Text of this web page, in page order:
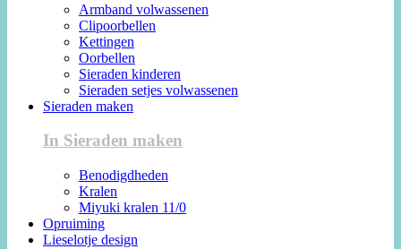
Armband volwassenen
Clipoorbellen
Kettingen
Oorbellen
Sieraden kinderen
Sieraden setjes volwassenen
Sieraden maken
In Sieraden maken
Benodigdheden
Kralen
Miyuki kralen 11/0
Opruiming
Lieselotje design